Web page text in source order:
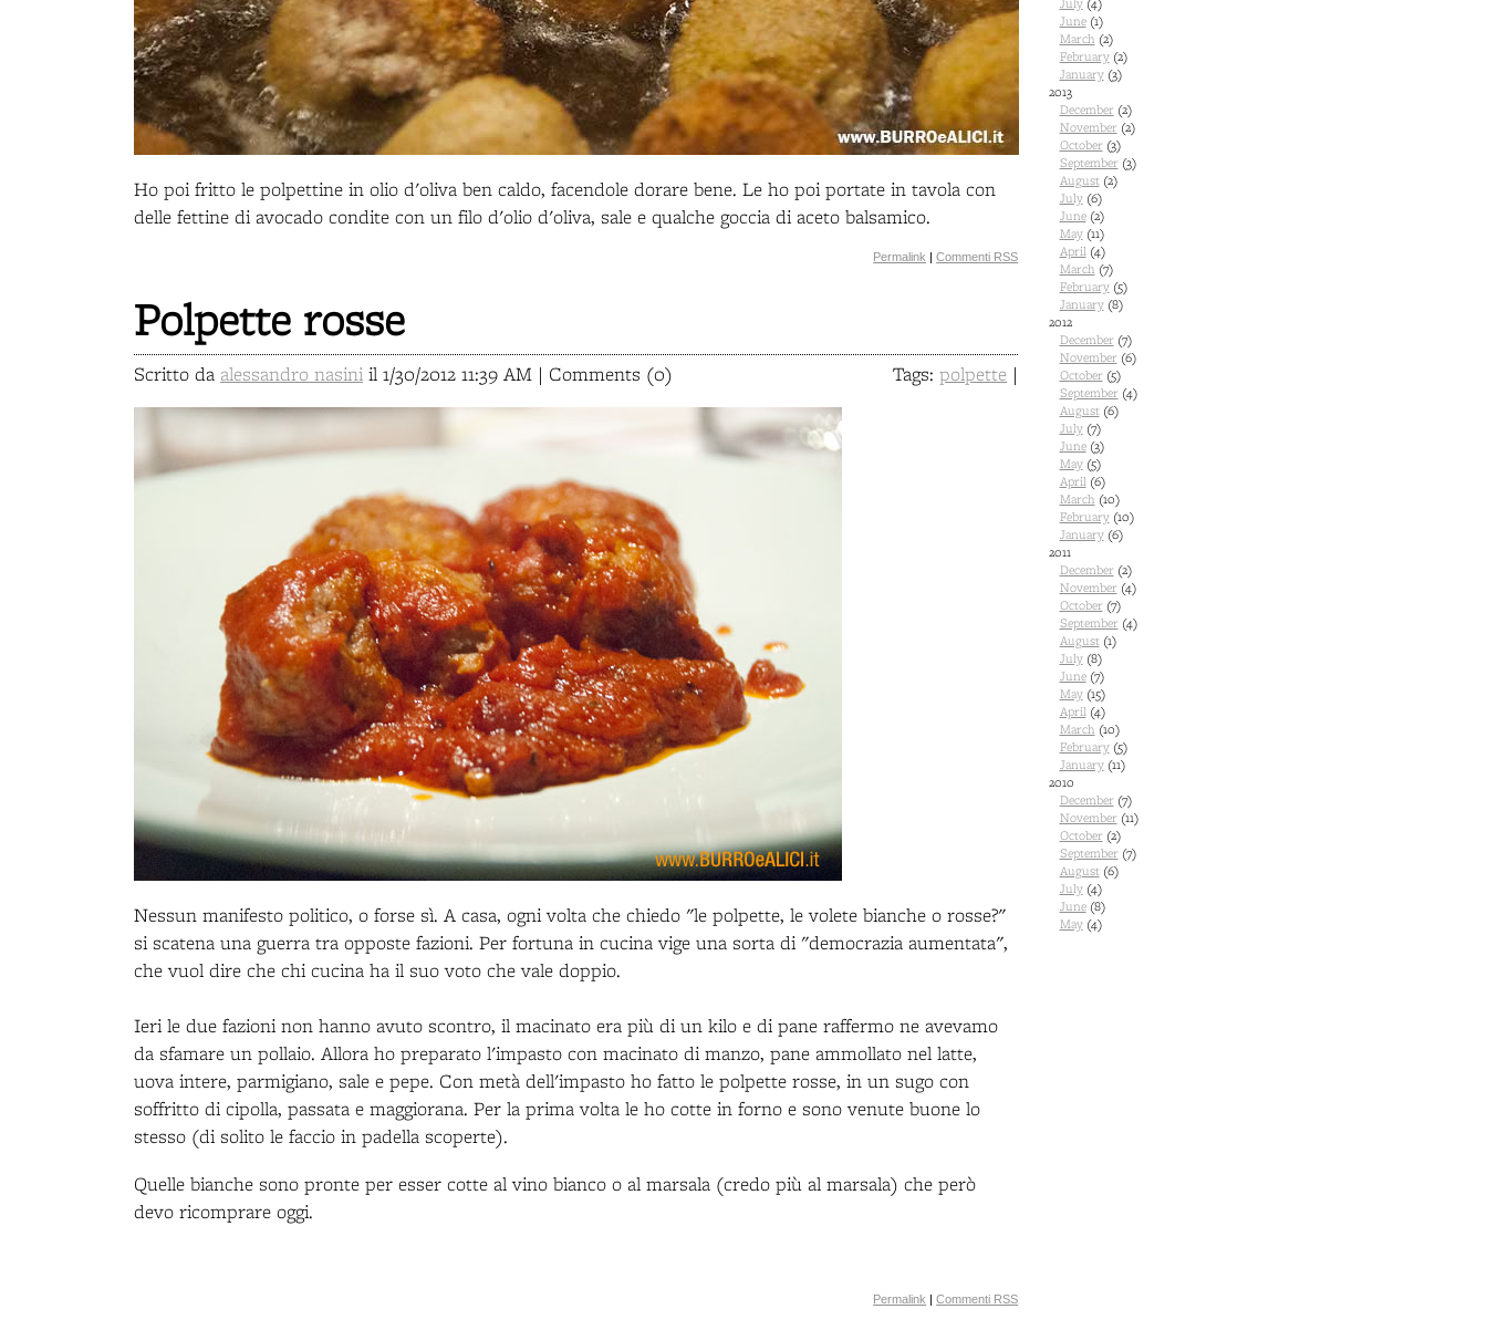
Ho poi fritto le polpettine in olio d'oliva ben caldo, facendole dorare bene. Le ho poi portate in tavola con
delle fettine di avocado condite con un filo d'olio d'oliva, sale e qualche goccia di aceto balsamico.
Permalink |Commenti RSS
Polpette rosse
Tags:polpette |
Scritto da alessandro nasini il 1/30/2012 11:39 AM | Comments (0)
Nessun manifesto politico, o forse sì. A casa, ogni volta che chiedo "le polpette, le volete bianche o rosse?"
si scatena una guerra tra opposte fazioni. Per fortuna in cucina vige una sorta di "democrazia aumentata",
che vuol dire che chi cucina ha il suo voto che vale doppio.
Ieri le due fazioni non hanno avuto scontro, il macinato era più di un kilo e di pane raffermo ne avevamo
da sfamare un pollaio. Allora ho preparato l'impasto con macinato di manzo, pane ammollato nel latte,
uova intere, parmigiano, sale e pepe. Con metà dell'impasto ho fatto le polpette rosse, in un sugo con
soffritto di cipolla, passata e maggiorana. Per la prima volta le ho cotte in forno e sono venute buone lo
stesso (di solito le faccio in padella scoperte).
Quelle bianche sono pronte per esser cotte al vino bianco o al marsala (credo più al marsala) che però
devo ricomprare oggi.
Permalink |Commenti RSS
June(1)
March (2)
February(2)
January(3)
2013
December (2)
November (2)
October (3)
September (3)
August(2)
July(6)
June(2)
May(11)
April(4)
March (7)
February(5)
January(8)
2012
December (7)
November (6)
October (5)
September (4)
August(6)
July(7)
June(3)
May(5)
April(6)
March (10)
February(10)
January(6)
2011
December (2)
November (4)
October (7)
September (4)
August(1)
July(8)
June(7)
May(15)
April(4)
March (10)
February(5)
January(11)
2010
December (7)
November (11)
October (2)
September (7)
August(6)
July(4)
June(8)
May(4)